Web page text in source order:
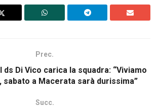
Prec.
ds Di Vico carica la squadra: “Viviamo
sabato a Macerata sarà durissima”
Succ.